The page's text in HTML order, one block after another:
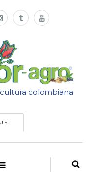
colombiana